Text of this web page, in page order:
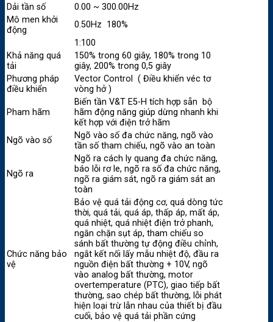
Dải tần số
0.00 ~ 300.00Hz
Mô men khởi
động
0.50Hz 180%
1:100
Khả năng quá
tải
150% trong 60 giây, 180% trong 10
giây, 200% trong 0,5 giây
Phương pháp
điều khiển
Vector Control ( Điều khiển véc tơ
vòng hở )
Pham hãm
Biến tần V&T E5-H tích hợp sẵn bộ
hãm động năng giúp dừng nhanh khi
kết hợp với điện trở hãm
Ngõ vào số
Ngõ vào số đa chức năng, ngõ vào
tần số tham chiếu, ngõ vào an toàn
Ngõ ra
Ngõ ra cách ly quang đa chức năng,
báo lỗi rơ le, ngõ ra số đa chức năng,
ngõ ra giám sát, ngõ ra giám sát an
toàn
Chức năng bảo
vệ
Bảo vệ quá tải động cơ, quá dòng tức
thời, quá tải, quá áp, thấp áp, mất áp,
quá nhiệt, quá nhiệt điện trở phanh,
ngăn chặn sụt áp, tham chiếu so
sánh bất thường tự động điều chỉnh,
ngắt kết nối lấy mẫu nhiệt độ, đầu ra
nguồn điện bất thường + 10V, ngõ
vào analog bất thường, motor
overtemperature (PTC), giao tiếp bất
thường, sao chép bất thường, lỗi phát
hiện loại trừ lẫn nhau của thiết bị đầu
cuối, bảo vệ quá tải phần cứng